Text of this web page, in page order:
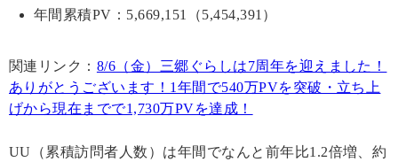
年間累積PV：5,669,151（5,454,391）
関連リンク： 8/6（金）三郷ぐらしは7周年を迎えました！
ありがとうございます！1年間で540万PVを突破・立ち上
げから現在までで1,730万PVを達成！
UU（累積訪問者人数）は年間でなんと前年比1.2倍増、約